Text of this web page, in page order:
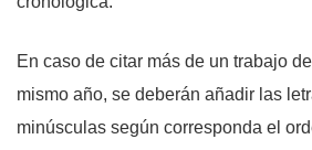
En caso de citar más de un trabajo
mismo año, se deberán añadir las
minúsculas según corresponda el